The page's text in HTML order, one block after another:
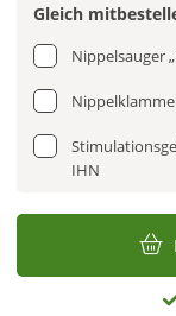
Gleich
Nippelsauger
IHN